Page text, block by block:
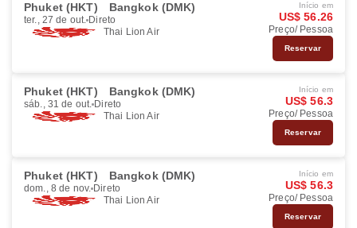
Phuket (HKT) Bangkok (DMK)
ter., 27 de out. Direto
Thai Lion Air
Início em
US$ 56.26
Preço/ Pessoa
Reservar
Phuket (HKT) Bangkok (DMK)
sáb., 31 de out. Direto
Thai Lion Air
Início em
US$ 56.3
Preço/ Pessoa
Reservar
Phuket (HKT) Bangkok (DMK)
dom., 8 de nov. Direto
Thai Lion Air
Início em
US$ 56.3
Preço/ Pessoa
Reservar